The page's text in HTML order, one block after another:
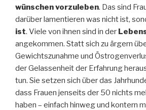
wünschen vorzuleben. Das sind
darüber lamentieren was nicht ist,
ist. Viele von ihnen sind in der
angekommen. Statt sich zu ärgern
Gewichtszunahme und
der Gelassenheit der Erfahrung
tun. Sie setzen sich über das
dass Frauen jenseits der 50 nichts
haben – einfach hinweg und kontern